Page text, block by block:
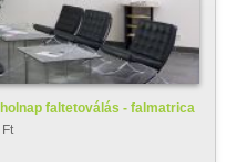
faltetoválás - falmatrica